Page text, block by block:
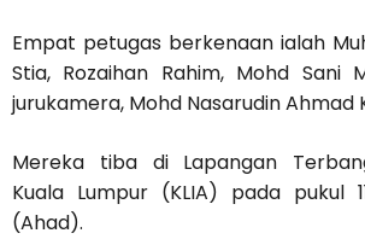
Empat petugas berkenaan ialah
Stia, Rozaihan Rahim, Mohd Sani
jurukamera, Mohd Nasarudin Ahmad
Mereka tiba di Lapangan
Kuala Lumpur (KLIA) pada pukul
(Ahad).